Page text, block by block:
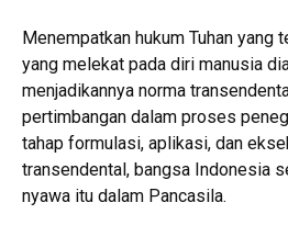
Menempatkan hukum Tuhan yang
yang melekat pada diri manusia
menjadikannya norma
pertimbangan dalam proses
tahap formulasi, aplikasi, dan
transendental, bangsa Indonesia
nyawa itu dalam Pancasila.